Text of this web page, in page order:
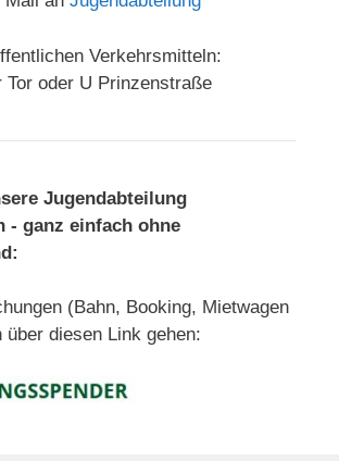
Verkehrsmitteln:
Tor oder U Prinzenstraße
Jugendabteilung
- ganz einfach ohne
(Bahn, Booking, Mietwagen
diesen Link gehen: